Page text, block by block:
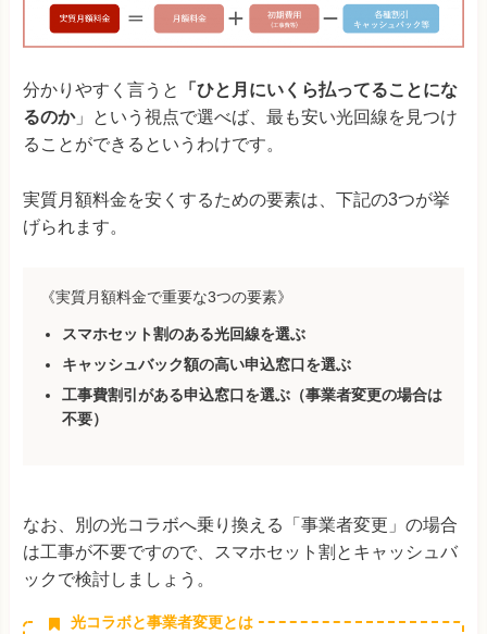
分かりやすく言うと
「ひと月にいくら払ってることにな
るのか」という視点で選べば、最も安い光回線を見つけ
ることができるというわけです。
実質月額料金を安くするための要素は、下記の3つが挙
げられます。
《実質月額料金で重要な3つの要素》
スマホセット割のある光回線を選ぶ
キャッシュバック額の高い申込窓口を選ぶ
工事費割引がある申込窓口を選ぶ（事業者変更の場合は
不要）
なお、別の光コラボへ乗り換える「事業者変更」の場合
は工事が不要ですので、スマホセット割とキャッシュバ
ックで検討しましょう。
光コラボと事業者変更とは